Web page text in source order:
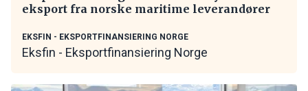
eksport fra norske maritime leverandører
EKSFIN - EKSPORTFINANSIERING NORGE
Eksfin - Eksportfinansiering Norge